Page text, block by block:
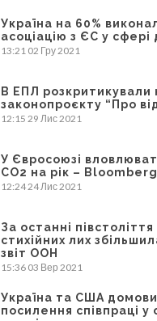
Україна на 60%
асоціацію з ЄС у сфері
13:21 02 Гру 2021
В ЕПЛ розкритикували
законопроєкту “Про
12:15 29 Лис 2021
У Євросоюзі
CO2 на рік – Bloomberg
12:24 24 Лис 2021
За останні півстоліття
стихійних лих
звіт ООН
15:36 03 Вер 2021
Україна та США
посилення співпраці